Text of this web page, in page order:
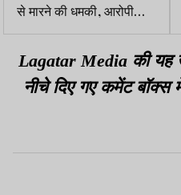
से मारने की धमकी, आरोपी
गुजरात से गिरफ्तार
Lagatar Media की
नीचे दिए गए कमेंट बॉक्स